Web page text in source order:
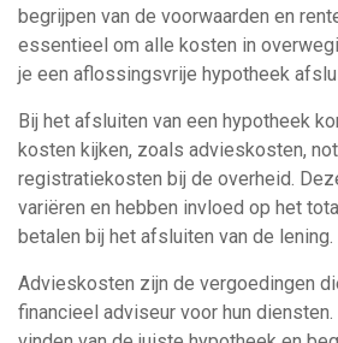
begrijpen van de voorwaarden en
essentieel om alle kosten in
je een aflossingsvrije hypotheek
Bij het afsluiten van een hypotheek
kosten kijken, zoals advieskosten,
registratiekosten bij de overheid.
variëren en hebben invloed op het
betalen bij het afsluiten van de lening.
Advieskosten zijn de vergoedingen
financieel adviseur voor hun